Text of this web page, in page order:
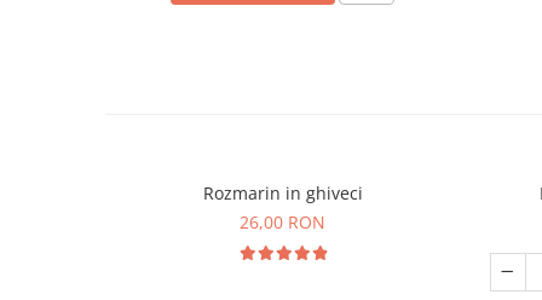
Rozmarin in ghiveci
26,00 RON